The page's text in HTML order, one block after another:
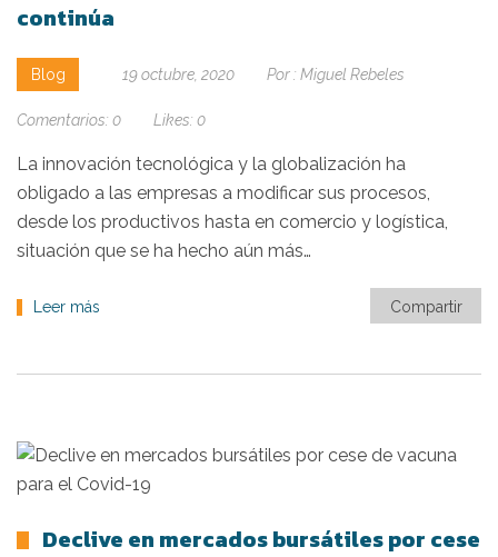
continúa
Blog 19 octubre, 2020 Por : Miguel Rebeles
Comentarios: 0 Likes: 0
La innovación tecnológica y la globalización ha
obligado a las empresas a modificar sus procesos,
desde los productivos hasta en comercio y logística,
situación que se ha hecho aún más…
Leer más Compartir
Declive en mercados bursátiles por cese